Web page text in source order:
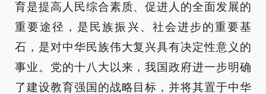
育是提高人民综合素质、促进人的全面发展的
重要途径，是民族振兴、社会进步的重要基
石，是对中华民族伟大复兴具有决定性意义的
事业。党的十八大以来，我国政府进一步明确
了建设教育强国的战略目标，并将其置于中华